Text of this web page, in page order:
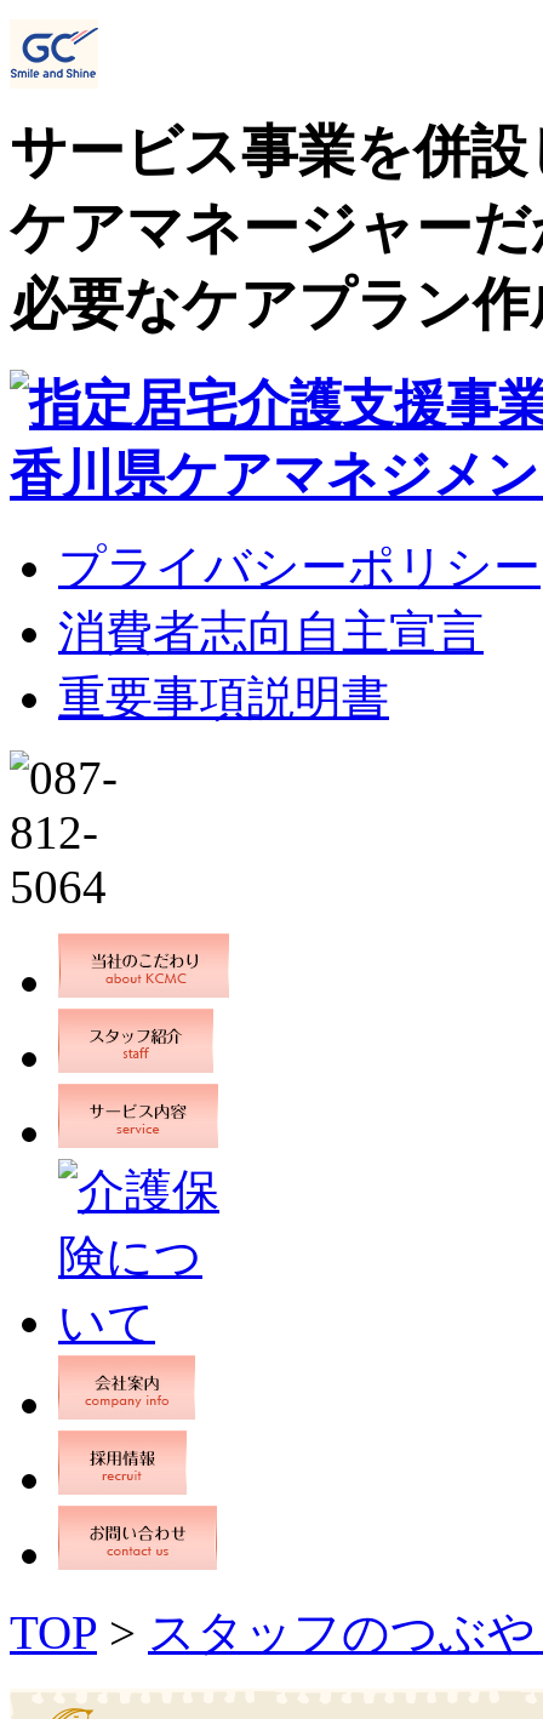
サービス事業を併
ケアマネージャー
必要なケアプラン
プライバシーポリシー
消費者志向自主宣言
重要事項説明書
TOP > スタッフのつぶ